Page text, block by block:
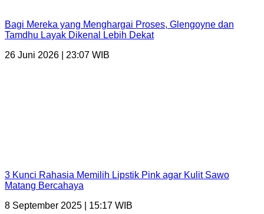
Bagi Mereka yang Menghargai Proses, Glengoyne dan
Tamdhu Layak Dikenal Lebih Dekat
26 Juni 2026 | 23:07 WIB
3 Kunci Rahasia Memilih Lipstik Pink agar Kulit Sawo
Matang Bercahaya
8 September 2025 | 15:17 WIB